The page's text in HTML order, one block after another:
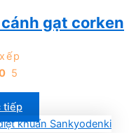
cánh gạt corken
5
tiếp